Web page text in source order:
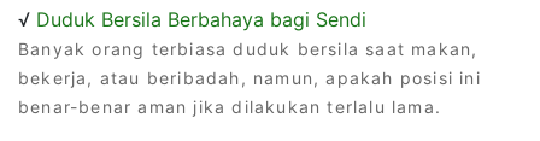
√ Duduk Bersila Berbahaya bagi Sendi
Banyak orang terbiasa duduk bersila saat makan,
bekerja, atau beribadah, namun, apakah posisi ini
benar-benar aman jika dilakukan terlalu lama.